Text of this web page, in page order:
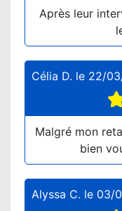
Après leur
Célia D. le 22/
Malgré mon
bien
Alyssa C. le 03/